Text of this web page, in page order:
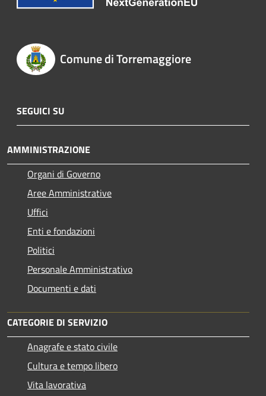
Comune di Torremaggiore
SEGUICI SU
AMMINISTRAZIONE
Organi di Governo
Aree Amministrative
Uffici
Enti e fondazioni
Politici
Personale Amministrativo
Documenti e dati
CATEGORIE DI SERVIZIO
Anagrafe e stato civile
Cultura e tempo libero
Vita lavorativa